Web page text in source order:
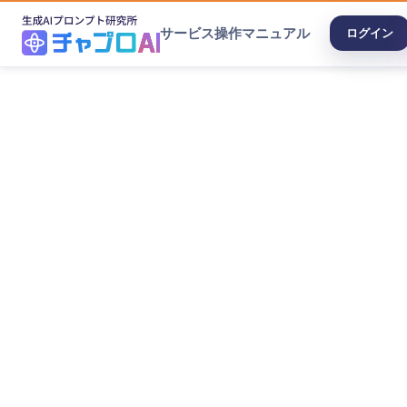
サービス操作マニュアル ログイン